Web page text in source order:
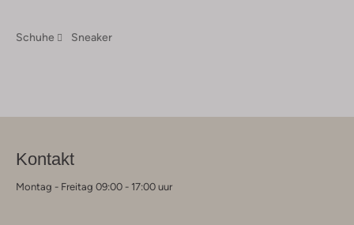
Schuhe Sneaker
Kontakt
Montag - Freitag 09:00 - 17:00 uur